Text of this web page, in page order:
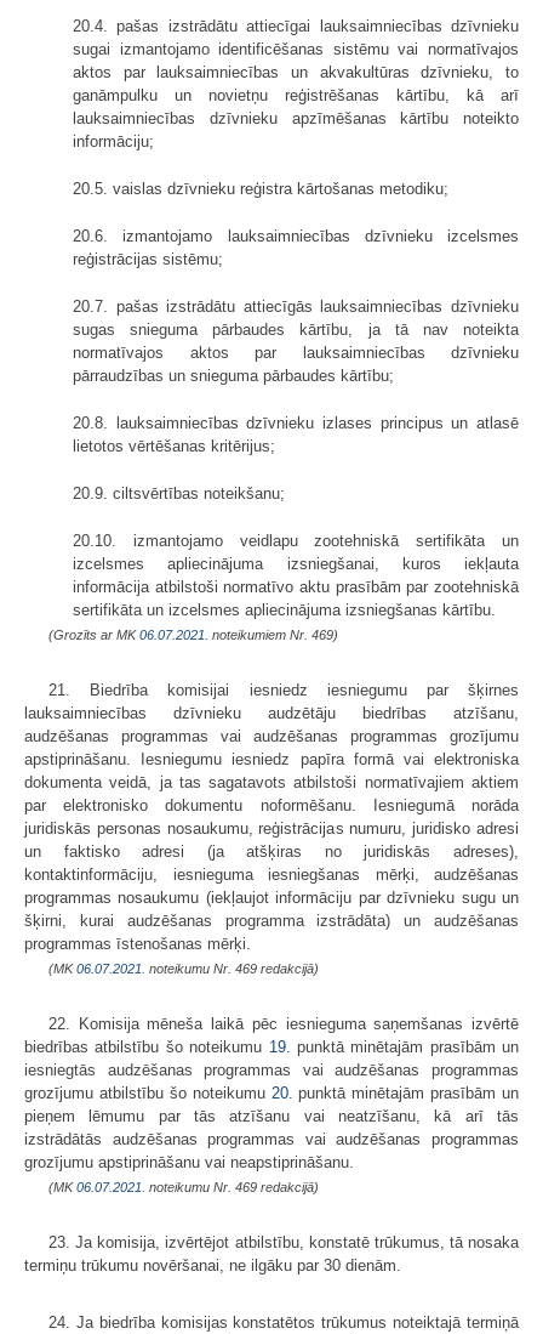
20.4. pašas izstrādātu attiecīgai lauksaimniecības dzīvnieku
sugai izmantojamo identificēšanas sistēmu vai normatīvajos
aktos par lauksaimniecības un akvakultūras dzīvnieku, to
ganāmpulku un novietņu reģistrēšanas kārtību, kā arī
lauksaimniecības dzīvnieku apzīmēšanas kārtību noteikto
informāciju;
20.5. vaislas dzīvnieku reģistra kārtošanas metodiku;
20.6. izmantojamo lauksaimniecības dzīvnieku izcelsmes
reģistrācijas sistēmu;
20.7. pašas izstrādātu attiecīgās lauksaimniecības dzīvnieku
sugas snieguma pārbaudes kārtību, ja tā nav noteikta
normatīvajos aktos par lauksaimniecības dzīvnieku
pārraudzības un snieguma pārbaudes kārtību;
20.8. lauksaimniecības dzīvnieku izlases principus un atlasē
lietotos vērtēšanas kritērijus;
20.9. ciltsvērtības noteikšanu;
20.10. izmantojamo veidlapu zootehniskā sertifikāta un
izcelsmes apliecinājuma izsniegšanai, kuros iekļauta
informācija atbilstoši normatīvo aktu prasībām par zootehniskā
sertifikāta un izcelsmes apliecinājuma izsniegšanas kārtību.
(Grozīts ar MK06.07.2021. noteikumiem Nr. 469)
21. Biedrība komisijai iesniedz iesniegumu par šķirnes
lauksaimniecības dzīvnieku audzētāju biedrības atzīšanu,
audzēšanas programmas vai audzēšanas programmas grozījumu
apstiprināšanu. Iesniegumu iesniedz papīra formā vai elektroniska
dokumenta veidā, ja tas sagatavots atbilstoši normatīvajiem aktiem
par elektronisko dokumentu noformēšanu. Iesniegumā norāda
juridiskās personas nosaukumu, reģistrācijas numuru, juridisko adresi
un faktisko adresi (ja atšķiras no juridiskās adreses),
kontaktinformāciju, iesnieguma iesniegšanas mērķi, audzēšanas
programmas nosaukumu (iekļaujot informāciju par dzīvnieku sugu un
šķirni, kurai audzēšanas programma izstrādāta) un audzēšanas
programmas īstenošanas mērķi.
(MK06.07.2021. noteikumu Nr. 469 redakcijā)
22. Komisija mēneša laikā pēc iesnieguma saņemšanas izvērtē
biedrības atbilstību šo noteikumu 19. punktā minētajām prasībām un
iesniegtās audzēšanas programmas vai audzēšanas programmas
grozījumu atbilstību šo noteikumu 20. punktā minētajām prasībām un
pieņem lēmumu par tās atzīšanu vai neatzīšanu, kā arī tās
izstrādātās audzēšanas programmas vai audzēšanas programmas
grozījumu apstiprināšanu vai neapstiprināšanu.
(MK06.07.2021. noteikumu Nr. 469 redakcijā)
23. Ja komisija, izvērtējot atbilstību, konstatē trūkumus, tā nosaka
termiņu trūkumu novēršanai, ne ilgāku par 30 dienām.
24. Ja biedrība komisijas konstatētos trūkumus noteiktajā termiņā